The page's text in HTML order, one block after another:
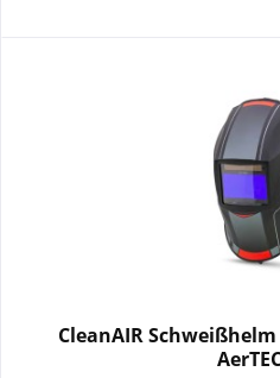
CleanAIR Schweißhelm